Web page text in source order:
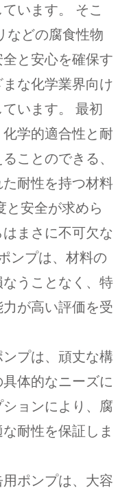
います。 そこ
などの腐食性物
と安心を確保す
な化学業界向け
います。 最初
学的適合性と耐
ことのできる、
耐性を持つ材料
と安全が求めら
まさに不可欠な
ンプは、材料の
うことなく、特
が高い評価を受
プは、頑丈な構
体的なニーズに
ョンにより、腐
耐性を保証しま
ポンプは、大容